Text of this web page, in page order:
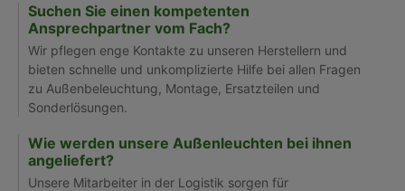
Suchen Sie einen kompetenten
Ansprechpartner vom Fach?
Wir pflegen enge Kontakte zu unseren Herstellern und
bieten schnelle und unkomplizierte Hilfe bei allen Fragen
zu Außenbeleuchtung, Montage, Ersatzteilen und
Sonderlösungen.
Wie werden unsere Außenleuchten bei ihnen
angeliefert?
Unsere Mitarbeiter in der Logistik sorgen für